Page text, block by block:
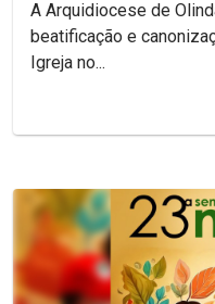
A Arquidiocese de
beatificação e
Igreja no...